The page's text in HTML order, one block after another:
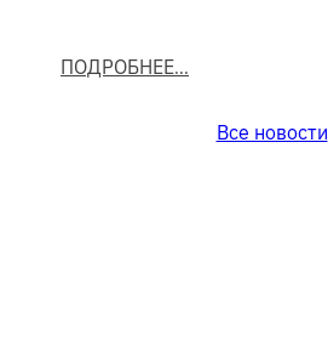
ПОДРОБНЕЕ
Все новости